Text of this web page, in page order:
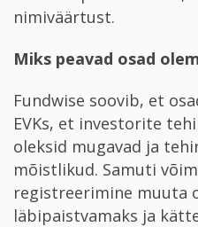
nimiväärtust.
Miks peavad osad
Fundwise soovib, et
EVK­s, et investorite
oleksid mugavad ja
mõistlikud. Samuti
registreerimine muuta
läbipaistvamaks ja